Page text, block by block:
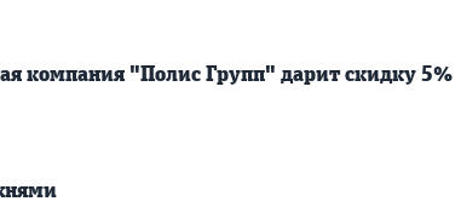
компания "Полис Групп" дарит скидку 5%